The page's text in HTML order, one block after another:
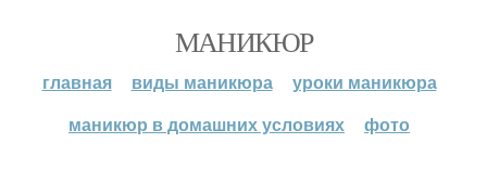
МАНИКЮР
главная виды маникюра
уроки маникюра
маникюр в домашних условиях
фото